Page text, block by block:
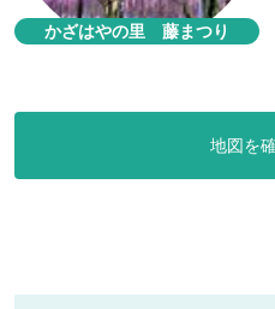
かざはやの里 藤まつり
地図を